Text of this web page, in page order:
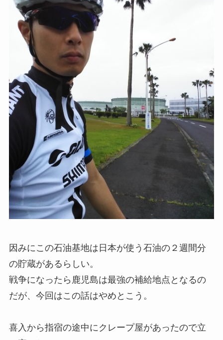
因みにこの石油基地は日本が使う石油の２週間分
の貯蔵があるらしい。
戦争になったら鹿児島は最強の補給地点となるの
だが、今回はこの話はやめとこう。
喜入から指宿の途中にクレープ屋があったので立